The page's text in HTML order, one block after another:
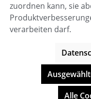
Service-Hotline
Informationen
©
Alle Preise inkl.
zuordnen kann, sie
verarbeiten darf.
Alle